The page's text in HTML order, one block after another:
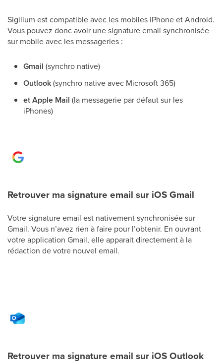
Sigilium est compatible avec les mobiles iPhone et Android.
Vous pouvez donc avoir une signature email synchronisée
sur mobile avec les messageries :
Gmail (synchro native)
Outlook(synchro native avec Microsoft 365)
et Apple Mail (la messagerie par défaut sur les
iPhones)
Retrouver ma signature email sur iOS Gmail
Votre signature email est nativement synchronisée sur
Gmail. Vous n’avez rien à faire pour l’obtenir. En ouvrant
votre application Gmail, elle apparait directement à la
rédaction de votre nouvel email.
Retrouver ma signature email sur iOS Outlook